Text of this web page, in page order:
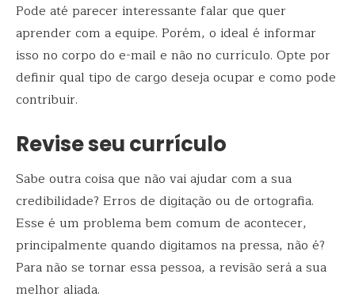
Pode até parecer interessante falar que quer
aprender com a equipe. Porém, o ideal é informar
isso no corpo do e-mail e não no currículo. Opte por
definir qual tipo de cargo deseja ocupar e como pode
contribuir.
Revise seu currículo
Sabe outra coisa que não vai ajudar com a sua
credibilidade? Erros de digitação ou de ortografia.
Esse é um problema bem comum de acontecer,
principalmente quando digitamos na pressa, não é?
Para não se tornar essa pessoa, a revisão será a sua
melhor aliada.